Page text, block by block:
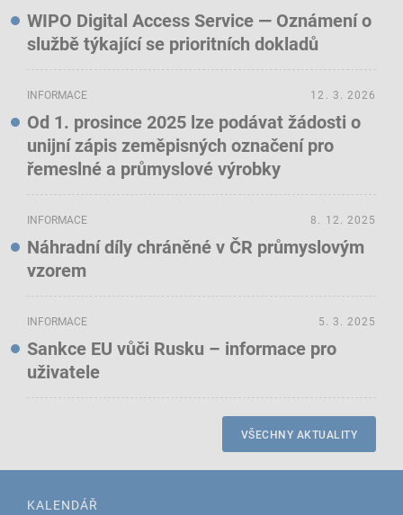
WIPO Digital Access Service — Oznámení o
službě týkající se prioritních dokladů
INFORMACE
Od 1. prosince 2025 lze podávat žádosti o
unijní zápis zeměpisných označení pro
řemeslné a průmyslové výrobky
12. 3. 2026
INFORMACE
Náhradní díly chráněné v ČR průmyslovým
vzorem
8. 12. 2025
INFORMACE
Sankce EU vůči Rusku – informace pro
uživatele
5. 3. 2025
VŠECHNY AKTUALITY
KALENDÁŘ